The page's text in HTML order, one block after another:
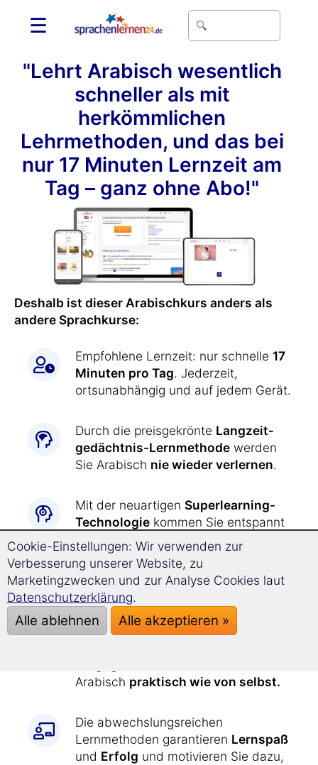
☰
"Lehrt Arabisch wesentlich
schneller als mit
herkömmlichen
Lehrmethoden, und das bei
nur 17 Minuten Lernzeit am
Tag – ganz ohne Abo!"
Deshalb ist dieser Arabischkurs anders als
andere Sprachkurse:
Empfohlene Lernzeit: nur schnelle 17
Minuten pro Tag. Jederzeit,
ortsunabhängig und auf jedem Gerät.
Durch die preisgekrönte Langzeit­
gedächtnis-Lernmethode werden
Sie Arabisch nie wieder verlernen.
Mit der neuartigen Superlearning-
Technologie kommen Sie entspannt
deutlich schneller voran
sich besser konzentrieren.
Arabisch lernen war
einfach wie jetzt:
Alle Übungen werden Ihnen durch
Arabisch praktisch wie von selbst.
Die abwechslungsreichen
Lernmethoden garantieren Lernspaß
und Erfolg und motivieren Sie dazu,
Cookie-Einstellungen: Wir verwenden zur
Verbesserung unserer Website, zu
Marketingzwecken und zur Analyse Cookies laut
Datenschutzerklärung.
Alle ablehnen Alle akzeptieren »